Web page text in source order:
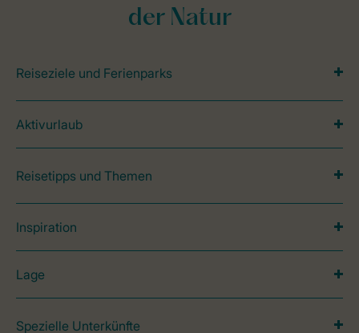
der Natur
Reiseziele und Ferienparks
Aktivurlaub
Reisetipps und Themen
Inspiration
Lage
Spezielle Unterkünfte